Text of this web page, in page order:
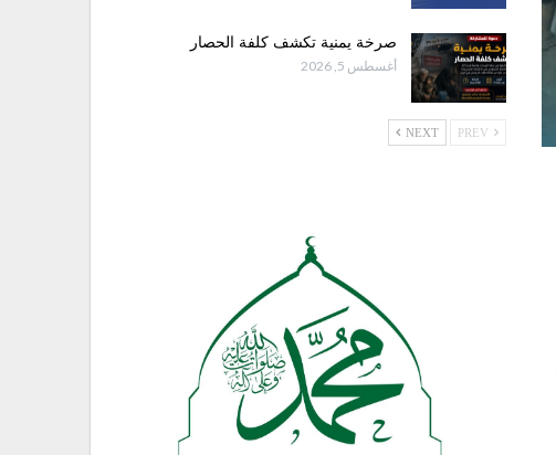
صرخة يمنية تكشف كلفة الحصار
أغسطس 5, 2026
NEXT